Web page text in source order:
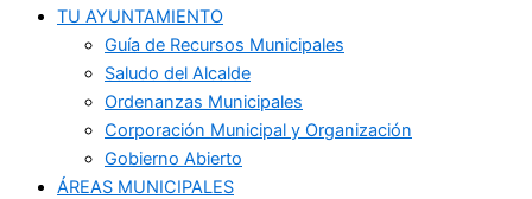
TU AYUNTAMIENTO
Guía de Recursos Municipales
Saludo del Alcalde
Ordenanzas Municipales
Corporación Municipal y Organización
Gobierno Abierto
ÁREAS MUNICIPALES